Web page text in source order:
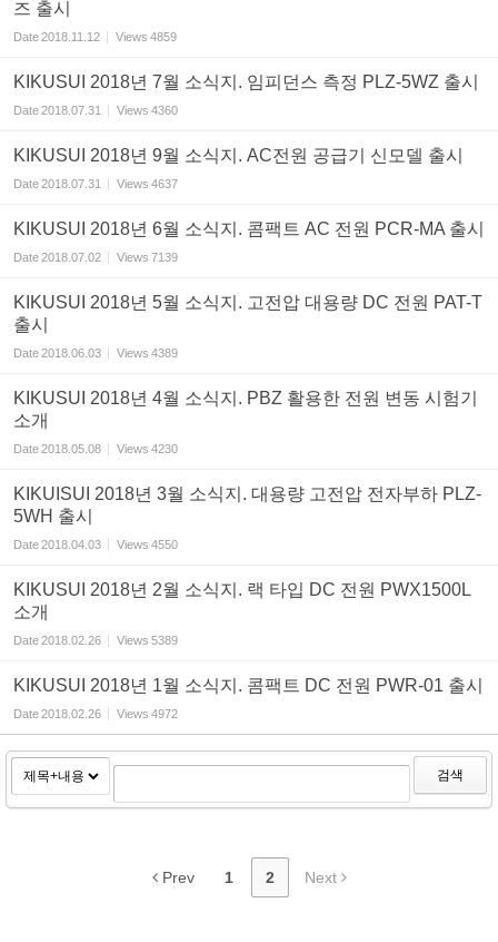
즈 출시
Date2018.11.12 Views 4859
KIKUSUI 2018년 7월 소식지. 임피던스 측정 PLZ-5WZ 출시
Date2018.07.31 Views 4360
KIKUSUI 2018년 9월 소식지. AC전원 공급기 신모델 출시
Date2018.07.31 Views 4637
KIKUSUI 2018년 6월 소식지. 콤팩트 AC 전원 PCR-MA 출시
Date2018.07.02 Views 7139
KIKUSUI 2018년 5월 소식지. 고전압 대용량 DC 전원 PAT-T
출시
Date2018.06.03 Views 4389
KIKUSUI 2018년 4월 소식지. PBZ 활용한 전원 변동 시험기
소개
Date2018.05.08 Views 4230
KIKUISUI 2018년 3월 소식지. 대용량 고전압 전자부하 PLZ-
5WH 출시
Date2018.04.03 Views 4550
KIKUSUI 2018년 2월 소식지. 랙 타입 DC 전원 PWX1500L
소개
Date2018.02.26 Views 5389
KIKUSUI 2018년 1월 소식지. 콤팩트 DC 전원 PWR-01 출시
Date2018.02.26 Views 4972
검색
Prev 1 2 Next